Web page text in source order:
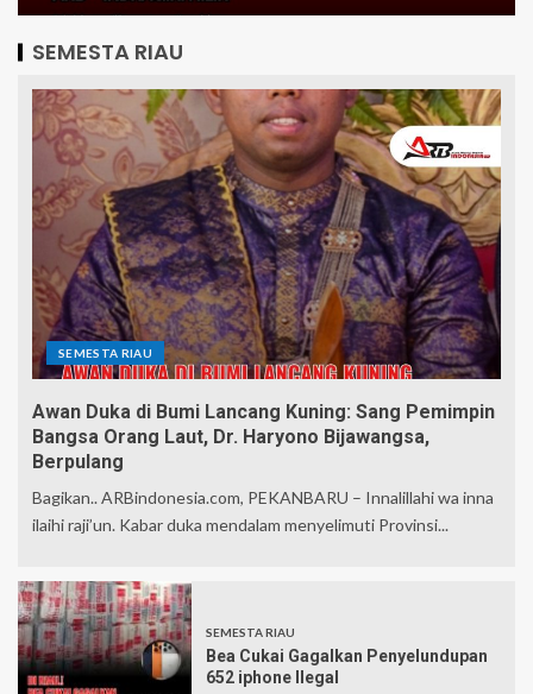
SEMESTA RIAU
SEMESTA RIAU
Awan Duka di Bumi Lancang Kuning: Sang Pemimpin
Bangsa Orang Laut, Dr. Haryono Bijawangsa,
Berpulang
Bagikan.. ARBindonesia.com, PEKANBARU – Innalillahi wa inna
ilaihi raji’un. Kabar duka mendalam menyelimuti Provinsi...
SEMESTA RIAU
Bea Cukai Gagalkan Penyelundupan
652 iphone Ilegal